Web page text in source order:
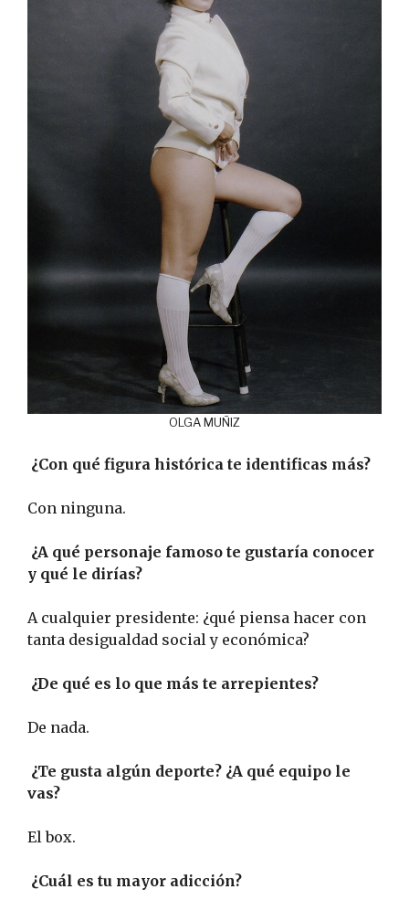
OLGA MUÑIZ
¿Con qué figura histórica te identificas más?
Con ninguna.
¿A qué personaje famoso te gustaría conocer
y qué le dirías?
A cualquier presidente: ¿qué piensa hacer con
tanta desigualdad social y económica?
¿De qué es lo que más te arrepientes?
De nada.
¿Te gusta algún deporte? ¿A qué equipo le
vas?
El box.
¿Cuál es tu mayor adicción?